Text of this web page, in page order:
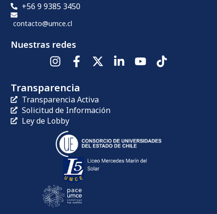
+56 9 9385 3450
contacto@umce.cl
Nuestras redes
Transparencia
Transparencia Activa
Solicitud de Información
Ley de Lobby